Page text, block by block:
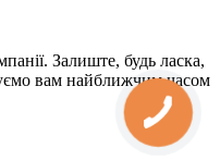
Залиште, будь ласка,
вам найближчим часом